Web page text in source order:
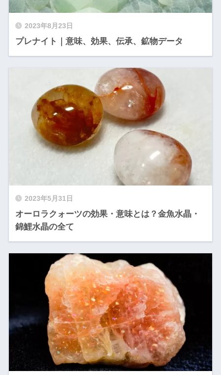
2023年8月23日
プレナイト｜意味、効果、伝承、鉱物データ
2023年5月31日
オーロラクォーツの効果・意味とは？金魚水晶・
錦鯉水晶の全て